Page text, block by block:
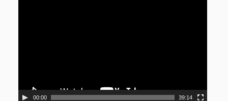
00:00 39:14